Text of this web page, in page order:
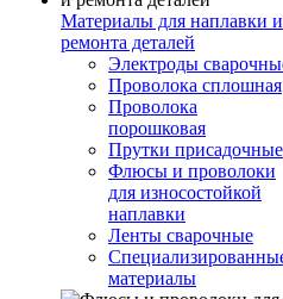
Материалы для наплавки и
ремонта деталей
Электроды
Проволока сплошная
Проволока
порошковая
Прутки присадочные
Флюсы и проволоки
для износостойкой
наплавки
Ленты сварочные
материалы